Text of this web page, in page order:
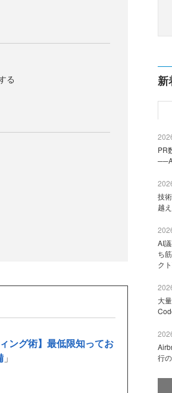
る
ング術】最低限知ってお
」
新
PR
技
越
AI
ち
ク
大
行